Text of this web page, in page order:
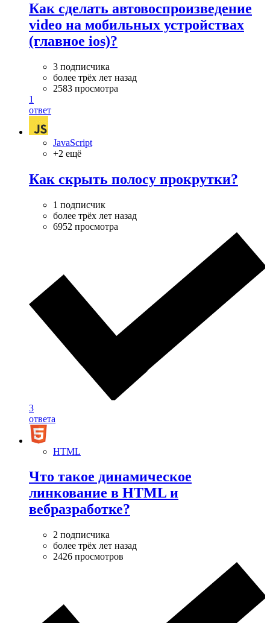
Как сделать автовоспроизведение
video на мобильных устройствах
(главное ios)?
3 подписчика
более трёх лет назад
2583 просмотра
1
ответ
JavaScript
+2 ещё
Как скрыть полосу прокрутки?
1 подписчик
более трёх лет назад
6952 просмотра
3
ответа
HTML
Что такое динамическое
линкование в HTML и
вебразработке?
2 подписчика
более трёх лет назад
2426 просмотров